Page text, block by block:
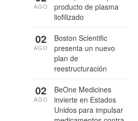
producto de plasma
liofilizado
AGO
Boston Scientific
presenta un nuevo
plan de
reestructuración
02
AGO
BeOne Medicines
invierte en Estados
Unidos para impulsar
02
AGO